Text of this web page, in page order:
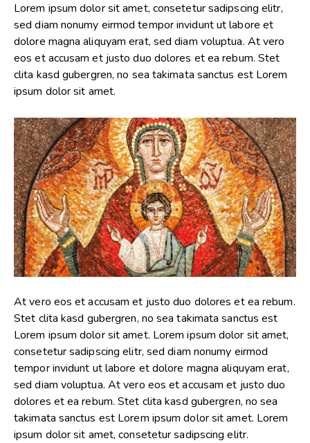
Lorem ipsum dolor sit amet, consetetur sadipscing elitr,
sed diam nonumy eirmod tempor invidunt ut labore et
dolore magna aliquyam erat, sed diam voluptua. At vero
eos et accusam et justo duo dolores et ea rebum. Stet
clita kasd gubergren, no sea takimata sanctus est Lorem
ipsum dolor sit amet.
At vero eos et accusam et justo duo dolores et ea rebum.
Stet clita kasd gubergren, no sea takimata sanctus est
Lorem ipsum dolor sit amet. Lorem ipsum dolor sit amet,
consetetur sadipscing elitr, sed diam nonumy eirmod
tempor invidunt ut labore et dolore magna aliquyam erat,
sed diam voluptua. At vero eos et accusam et justo duo
dolores et ea rebum. Stet clita kasd gubergren, no sea
takimata sanctus est Lorem ipsum dolor sit amet. Lorem
ipsum dolor sit amet, consetetur sadipscing elitr.